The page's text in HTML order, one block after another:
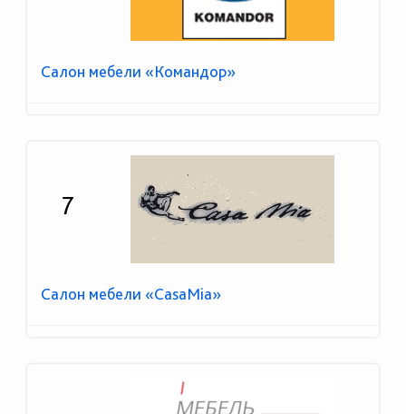
Салон мебели «Командор»
7
Салон мебели «CasaMia»